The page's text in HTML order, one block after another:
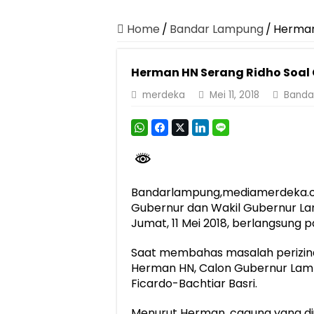
Pastikan Pelayanan Maksimal, Direksi
Jasa Raharja Jamin Seluruh Korban
Gelar Audiensi, Jasa Raharja dan
Berkontribusi terhadap Keselamatan dan
Ketua PMI Provinsi Lampung Lantik
Home / Bandar Lampung/
Herman HN Serang Ridho
merdeka Mei 11, 2018
Gubernur dan Wakil Gubernur
Jumat, 11 Mei 2018, berlangsung
Saat membahas masalah
Herman HN, Calon Gubernur
Ficardo-Bachtiar Basri.